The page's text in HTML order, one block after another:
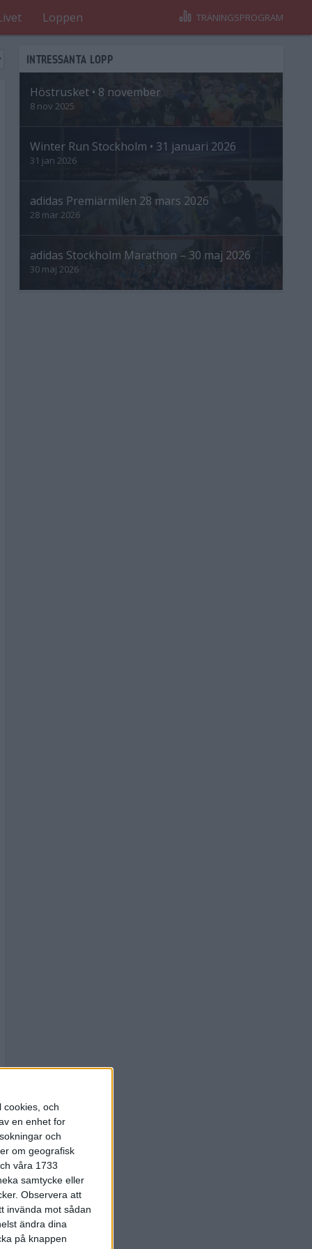
cookies, och
en enhet for
och
om geografisk
våra 1733
samtycke eller
Observera att
invända mot sådan
ändra dina
på knappen
Loppen TRÄNINGSPROGRAM
INTRESSANTA LOPP
Höstrusket • 8 november
8 nov 2025
Winter Run Stockholm • 31 januari 2026
31 jan 2026
adidas Premiärmilen 28 mars 2026
28 mar 2026
adidas Stockholm Marathon – 30 maj 2026
30 maj 2026